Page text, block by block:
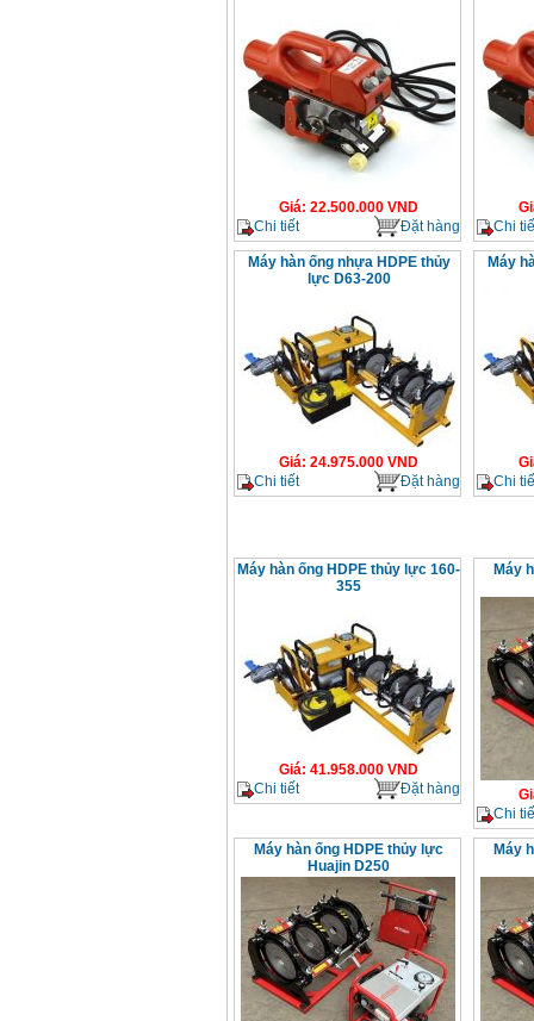
Giá: 22.500.000 VND
Chi tiết
Đặt hàng
Chi
Máy hàn ống nhựa HDPE thủy
lực D63-200
Giá: 24.975.000 VND
Chi tiết
Đặt hàng
Máy
Chi
Máy hàn ống HDPE thủy lực 160-
355
Giá: 41.958.000 VND
Chi tiết
Đặt hàng
Máy
Chi
Máy hàn ống HDPE thủy lực
Huajin D250
Máy